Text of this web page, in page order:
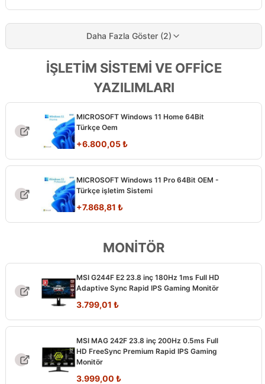
Daha Fazla Göster (2)
İŞLETİM SİSTEMİ VE OFFİCE
YAZILIMLARI
MICROSOFT Windows 11 Home 64Bit
Türkçe Oem
+6.800,05₺
MICROSOFT Windows 11 Pro 64Bit OEM -
Türkçe işletim Sistemi
+7.868,81 ₺
MONİTÖR
MSI G244F E2 23.8 inç 180Hz 1ms Full HD
Adaptive Sync Rapid IPS Gaming Monitör
Orijinal
6.512,00 ₺.
3.799,01 ₺Şu
fiyat:
3.799,01 ₺.
MSI MAG 242F 23.8 inç 200Hz 0.5ms Full
HD FreeSync Premium Rapid IPS Gaming
Monitör
Orijinal
3.999,00 ₺Şu